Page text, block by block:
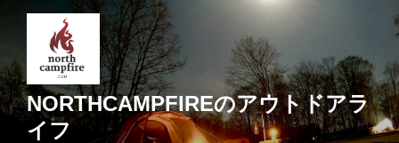
ン
ツ
へ
NORTHCAMPFIREのアウトドアラ
イフ